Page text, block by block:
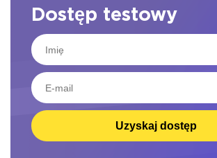
Dostęp testowy
Uzyskaj dostęp